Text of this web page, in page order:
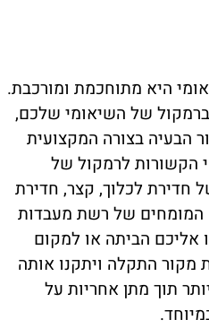
היא מתוחכמת ומורכבת.
של השיאומי שלכם,
הבעיה בצורה המקצועית
הקשורות לרמקול של
חדירת לכלוך, קצר, חדירת
המומחים של רשת מעבדות
אליכם הביתה או למקום
מקור התקלה ויתקנו אותה
תוך מתן אחריות על